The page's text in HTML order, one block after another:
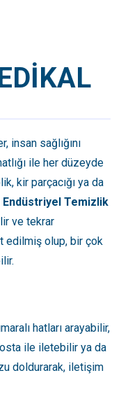
insan sağlığını
ile her düzeyde
kir parçacığı ya da
Endüstriyel Temizlik
ve tekrar
edilmiş olup, bir çok
hatları arayabilir,
ile iletebilir ya da
doldurarak, iletişim